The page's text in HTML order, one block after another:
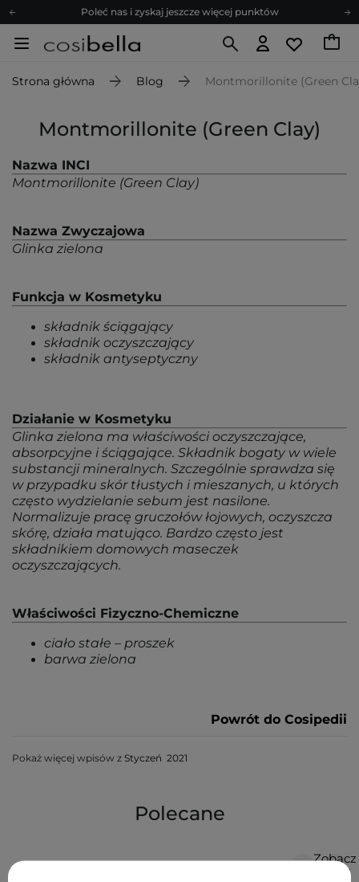
Poleć nas i zyskaj jeszcze więcej punktów
Zapisz się na newsletter pełen porad
Z nami to możliwe! Realizacja zamówienia do 24h.
Zapisz się na newsletter pełen porad
Strona główna Blog Montmorillonite (Green
Montmorillonite (Green Clay)
Nazwa INCI
Montmorillonite (Green Clay)
Nazwa Zwyczajowa
Glinka zielona
Funkcja w Kosmetyku
składnik ściągający
składnik oczyszczający
składnik antyseptyczny
Działanie w Kosmetyku
Glinka zielona ma właściwości oczyszczające,
absorpcyjne i ściągające. Składnik bogaty w wiele
substancji mineralnych. Szczególnie sprawdza się
w przypadku skór tłustych i mieszanych, u których
często wydzielanie sebum jest nasilone.
Normalizuje pracę gruczołów łojowych, oczyszcza
skórę, działa matująco. Bardzo często jest
składnikiem domowych maseczek
oczyszczających.
Właściwości Fizyczno-Chemiczne
ciało stałe – proszek
barwa zielona
Powrót do Cosipedii
Pokaż więcej wpisów z Styczeń 2021
Polecane
Zobacz
więcej